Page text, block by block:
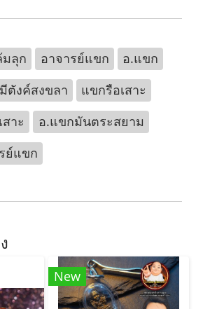
ลุก อาจารย์แขก
อ.แขก
มีตังค์สงขลา
แขกรือเสาะ
าะ
อ.แขกมันตระสยาม
ย์แขก
New